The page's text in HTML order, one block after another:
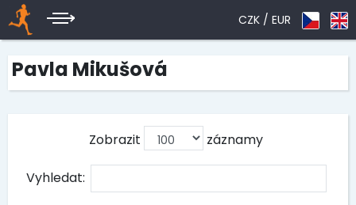
CZK / EUR
Pavla Mikušová
Zobrazit záznamy
Vyhledat: